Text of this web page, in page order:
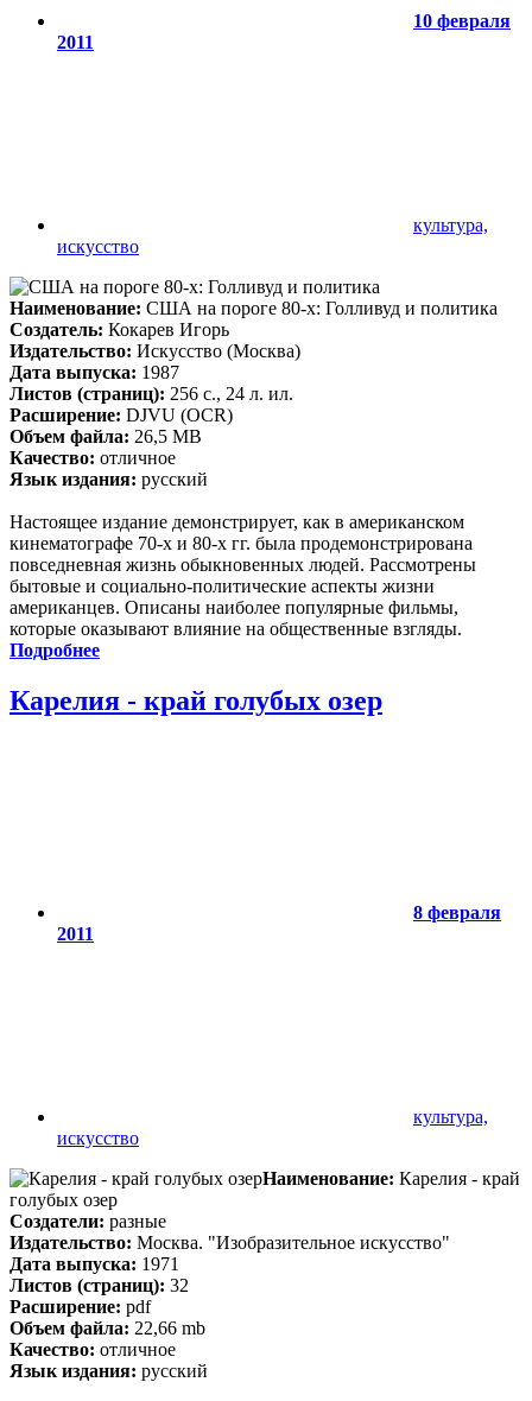
10 февраля
2011
культура,
искусство
Наименование: США на пороге 80-х: Голливуд и политика
Создатель: Кокарев Игорь
Издательство: Искусство (Москва)
Дата выпуска: 1987
Листов (страниц): 256 с., 24 л. ил.
Расширение: DJVU (OCR)
Объем файла: 26,5 MB
Качество: отличное
Язык издания: русский
Настоящее издание демонстрирует, как в американском
кинематографе 70-х и 80-х гг. была продемонстрирована
повседневная жизнь обыкновенных людей. Рассмотрены
бытовые и социально-политические аспекты жизни
американцев. Описаны наиболее популярные фильмы,
которые оказывают влияние на общественные взгляды.
Подробнее
Карелия - край голубых озер
8 февраля
2011
культура,
искусство
Наименование: Карелия - край
голубых озер
Создатели: разные
Издательство: Москва. "Изобразительное искусство"
Дата выпуска: 1971
Листов (страниц): 32
Расширение: pdf
Объем файла: 22,66 mb
Качество: отличное
Язык издания: русский